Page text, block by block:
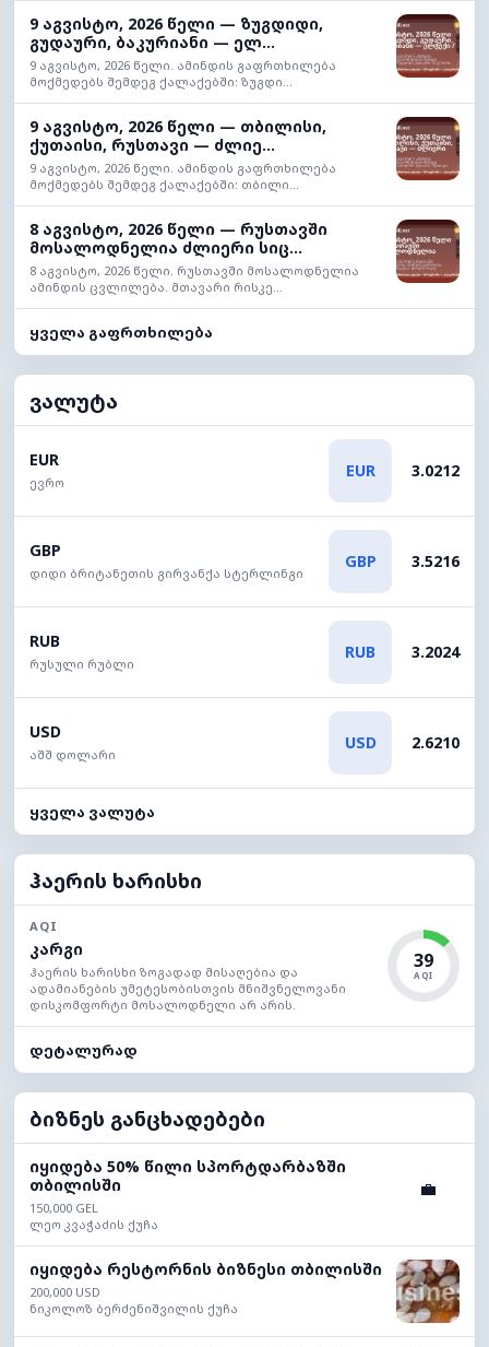
9 აგვისტო, 2026 წელი — ზუგდიდი,
გუდაური, ბაკურიანი — ელ...
9 აგვისტო, 2026 წელი. ამინდის გაფრთხილება
მოქმედებს შემდეგ ქალაქებში: ზუგდი...
9 აგვისტო, 2026 წელი — თბილისი,
ქუთაისი, რუსთავი — ძლიე...
9 აგვისტო, 2026 წელი. ამინდის გაფრთხილება
მოქმედებს შემდეგ ქალაქებში: თბილი...
8 აგვისტო, 2026 წელი — რუსთავში
მოსალოდნელია ძლიერი სიც...
8 აგვისტო, 2026 წელი. რუსთავში მოსალოდნელია
ამინდის ცვლილება. მთავარი რისკე...
ყველა გაფრთხილება
ვალუტა
EUR
ევრო
EUR 3.0212
GBP
დიდი ბრიტანეთის გირვანქა სტერლინგი
GBP 3.5216
RUB
რუსული რუბლი
RUB 3.2024
USD
აშშ დოლარი
USD 2.6210
ყველა ვალუტა
ჰაერის ხარისხი
AQI
კარგი
ჰაერის ხარისხი ზოგადად მისაღებია და
ადამიანების უმეტესობისთვის მნიშვნელოვანი
დისკომფორტი მოსალოდნელი არ არის.
39
AQI
დეტალურად
ბიზნეს განცხადებები
იყიდება 50% წილი სპორტდარბაზში
თბილისში
150,000 GEL
ლეო კვაჭაძის ქუჩა
💼
იყიდება რესტორნის ბიზნესი თბილისში
200,000 USD
ნიკოლოზ ბერძენიშვილის ქუჩა